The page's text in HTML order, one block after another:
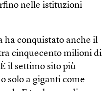
nelle istituzioni
ha conquistato anche il
cinquecento milioni di
il settimo sito più
solo a giganti come